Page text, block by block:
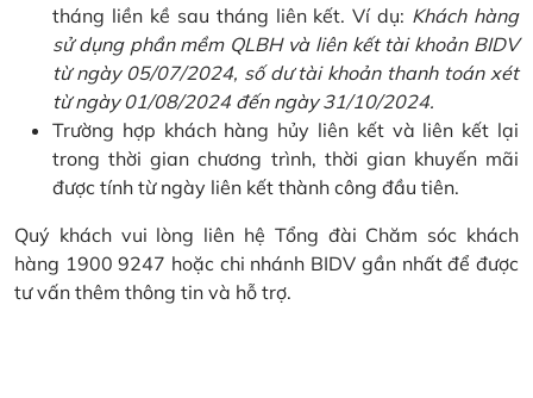
tháng liền kề sau tháng liên kết. Ví dụ: Khách hàng
sử dụng phần mềm QLBH và liên kết tài khoản BIDV
từ ngày 05/07/2024, số dư tài khoản thanh toán xét
từ ngày 01/08/2024 đến ngày 31/10/2024.
Trường hợp khách hàng hủy liên kết và liên kết lại
trong thời gian chương trình, thời gian khuyến mãi
được tính từ ngày liên kết thành công đầu tiên.
Quý khách vui lòng liên hệ Tổng đài Chăm sóc khách
hàng 1900 9247 hoặc chi nhánh BIDV gần nhất để được
tư vấn thêm thông tin và hỗ trợ.